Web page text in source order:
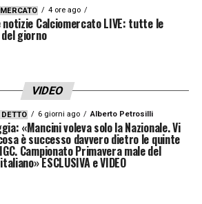
caso, il calciatore si trovava
management laziale è quella
i contatti con
un nuovo accordo a
così da permettere al
anche sul prestigioso
4 ore ago
notizie Calciomercato LIVE: tutte le
giorno
VIDEO
DETTO 6 giorni ago Alberto Petrosilli
«Mancini voleva solo la Nazionale. Vi
è successo davvero dietro le quinte
Campionato Primavera male del
ESCLUSIVA e VIDEO